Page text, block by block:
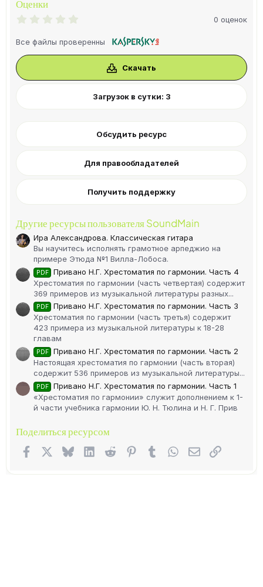
Оценки
0
з
з
0 оценок
Все файлы проверенны
Скачать
Загрузок в сутки: 3
Обсудить ресурс
Для правообладателей
Получить поддержку
Другие ресурсы пользователя SoundMain
Ира Александрова. Классическая гитара
Вы научитесь исполнять грамотное арпеджио на
примере Этюда №1 Вилла-Лобоса.
PDF
Привано Н.Г. Хрестоматия по гармонии. Часть 4
Хрестоматия по гармонии (часть четвертая) содержит
369 примеров из музыкальной литературы разных...
PDF
Привано Н.Г. Хрестоматия по гармонии. Часть 3
Хрестоматия по гармонии (часть третья) содержит
423 примера из музыкальной литературы к 18-28
главам
PDF
Привано Н.Г. Хрестоматия по гармонии. Часть 2
Настоящая хрестоматия по гармонии (часть вторая)
содержит 536 примеров из музыкальной литературы...
PDF
Привано Н.Г. Хрестоматия по гармонии. Часть 1
«Хрестоматия по гармонии» служит дополнением к 1-
й части учебника гармонии Ю. Н. Тюлина и Н. Г. Прив
Поделиться ресурсом
FacebookX (Twitter)
BlueskyLinkedIn
Reddit Pinterest
Tumblr WhatsApp
Электронная
Ссылка